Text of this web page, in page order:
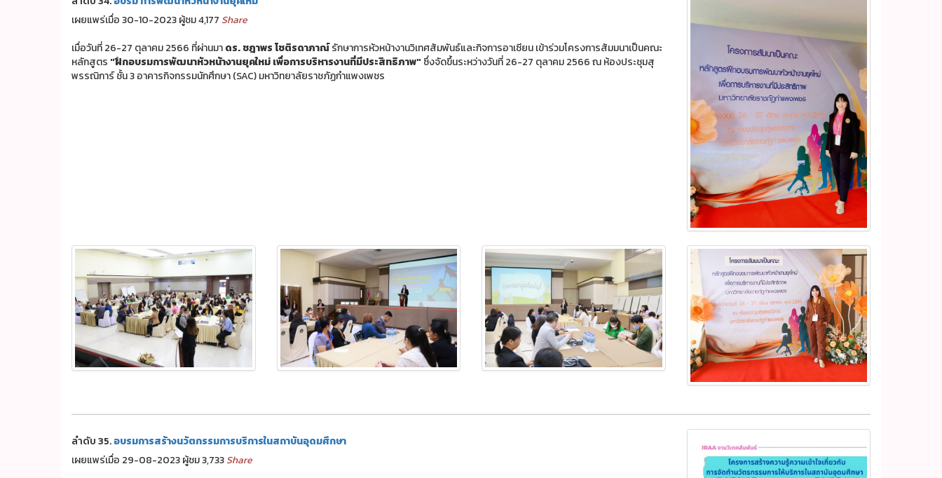
เผยแพร่เมื่อ 30-10-2023 ผู้ชม 4,177 Share
เมื่อวันที่ 26-27 ตุลาคม 2566 ที่ผ่านมาดร. ชฎาพร โชติรดาภาณ์รักษาการหัวหน้างานวิเทศสัมพันธ์และกิจการอาเซียน เข้าร่วมโครงการสัมมนาเป็นคณะ
หลักสูตร "ฝึกอบรมการพัฒนาหัวหน้างานยุคใหม่ เพื่อการบริหารงานที่มีประสิทธิภาพ" ซึ่งจัดขึ้นระหว่างวันที่ 26-27 ตุลาคม 2566 ณ ห้องประชุมสุ
พรรณิการ์ ชั้น 3 อาคารกิจกรรมนักศึกษา (SAC) มหาวิทยาลัยราชภัฏกำแพงเพชร
ลำดับ 35.อบรมการสร้างนวัตกรรมการบริการในสถาบันอุดมศึกษา
เผยแพร่เมื่อ 29-08-2023 ผู้ชม 3,733Share